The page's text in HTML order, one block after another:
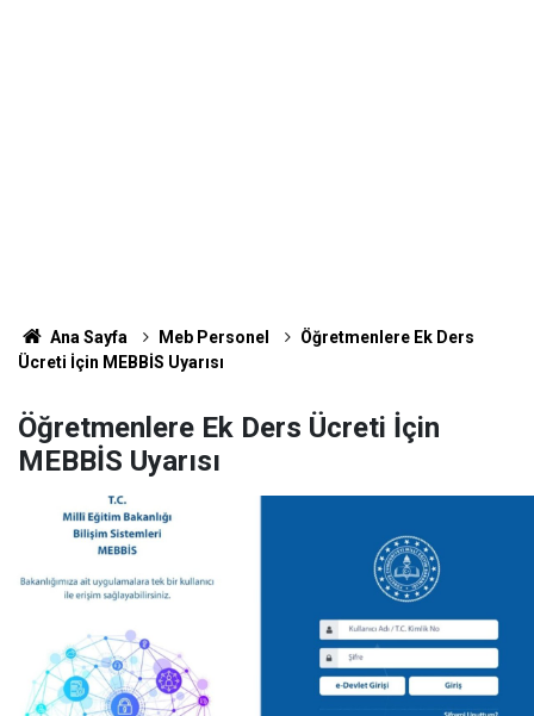
Ana Sayfa Meb Personel
Öğretmenlere Ek Ders
Ücreti İçin MEBBİS Uyarısı
Öğretmenlere Ek Ders Ücreti İçin
MEBBİS Uyarısı